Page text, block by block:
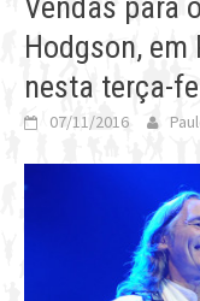
Vendas para
Hodgson,
nesta terça-
07/11/2016